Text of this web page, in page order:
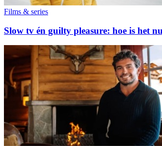
Films & series
Slow tv én guilty pleasure: hoe is het